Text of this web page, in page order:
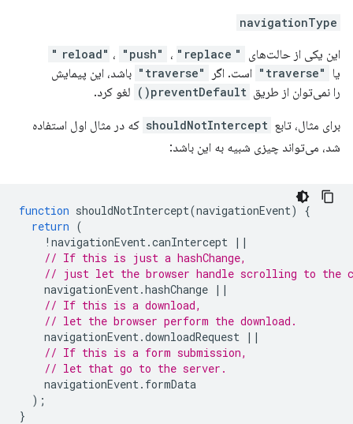
navigationType
این یکی از حالت‌های "reload" ، "push" ، "replace"
یا "traverse" است. اگر "traverse"
باشد، این پیمایش
را نمی‌توان از طریق preventDefault() لغو کرد.
برای مثال، تابع shouldNotIntercept که در مثال اول استفاده
شد، می‌تواند چیزی شبیه به این باشد:
function shouldNotIntercept(navigationEvent)
{
return (
! navigationEvent.canIntercept ||
// If this is just a hashChange,
// just let the browser handle scrolling to the
navigationEvent.hashChange ||
// If this is a download,
// let the browser perform the download.
navigationEvent.downloadRequest ||
// If this is a form submission,
// let that go to the server.
navigationEvent. formData
);
}